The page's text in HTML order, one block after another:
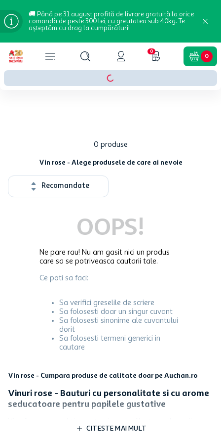
🚚 Până pe 31 august profită de livrare gratuită la orice
comandă de peste 300 lei, cu greutatea sub 40kg. Te
așteptăm cu drag la cumpărături!
0
0
0 produse
Vin rose - Alege produsele de care ai nevoie
Recomandate
OOPS!
Ne pare rau! Nu am gasit nici un produs
care sa se potriveasca cautarii tale.
Ce poti sa faci:
Sa verifici greselile de scriere
Sa folosesti doar un singur cuvant
Sa folosesti sinonime ale cuvantului
dorit
Sa folosesti termeni generici in
cautare
Vin rose - Cumpara produse de calitate doar pe Auchan.ro
Vinuri rose - Bauturi cu personalitate si cu arome
seducatoare pentru papilele gustative
lasate sa fermenteze alaturi de pulpa pentru o perioada scurta de
CITESTE MAI MULT